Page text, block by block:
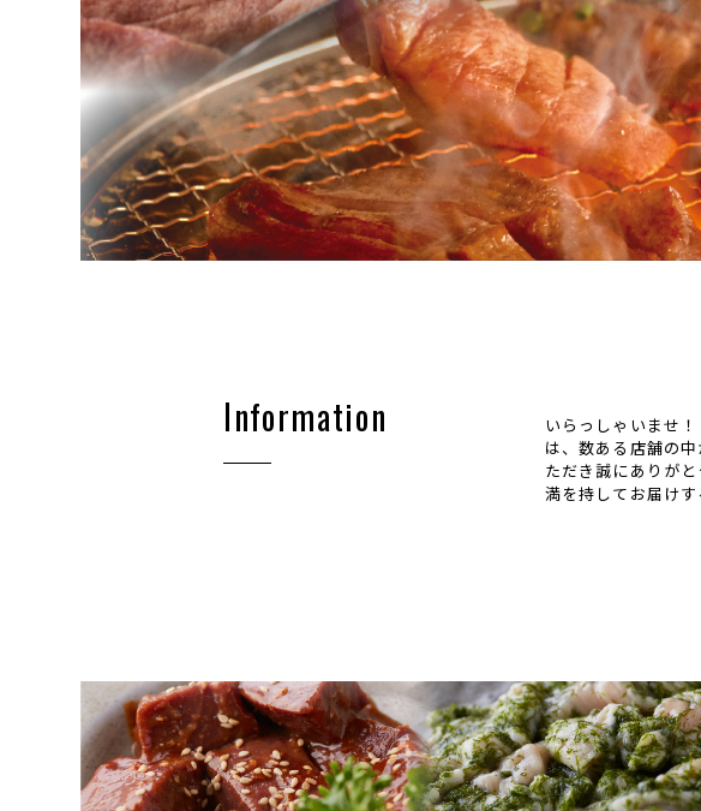
Information
いらっしゃいませ
は、数ある店舗の
ただき誠にありが
満を持してお届け